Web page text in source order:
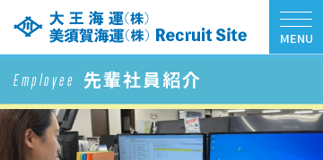
MENU
Employee 先輩社員紹介